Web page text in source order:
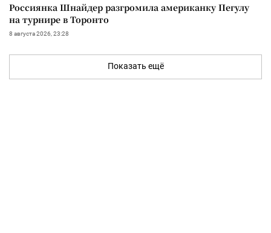
Россиянка Шнайдер разгромила американку Пегулу
на турнире в Торонто
8 августа 2026, 23:28
Показать ещё